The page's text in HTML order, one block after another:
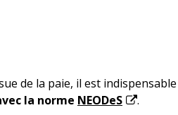
de la paie, il est indispensable
la norme NEODeS .